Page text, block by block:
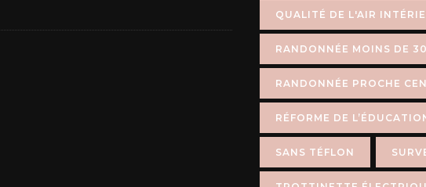
QUALITÉ DE L'AIR
RANDONNÉE MOINS DE
RANDONNÉE PROCHE
RÉFORME DE
SANS TÉFLON